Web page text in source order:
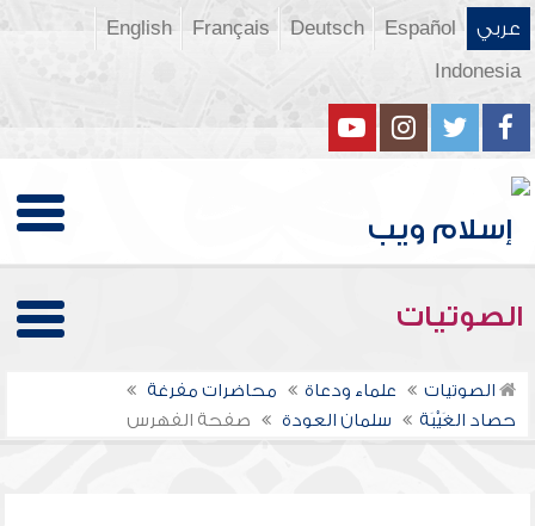
عربي Español
Deutsch
Français
English
Indonesia
الصوتيات
الصوتيات علماء ودعاة
محاضرات مفرغة
حصاد الغَيْبَة
سلمان العودة صفحة الفهرس